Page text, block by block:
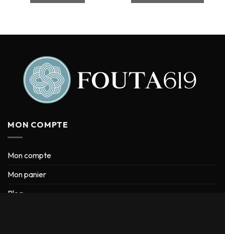
MON COMPTE
Mon compte
Mon panier
Blog